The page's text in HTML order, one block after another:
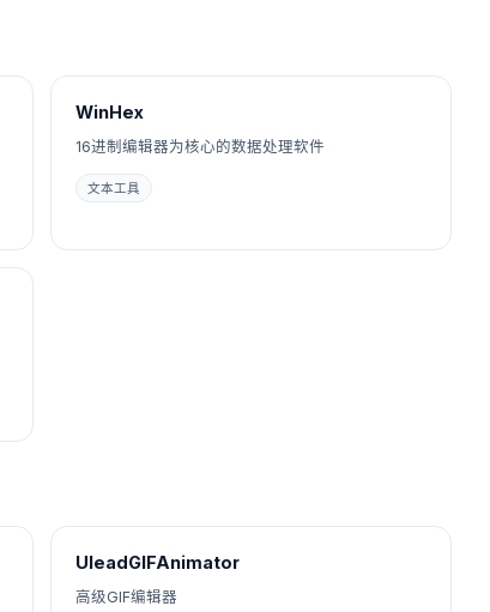
WinHex
16进制编辑器为核心的数据处理软件
文本工具
UleadGIFAnimator
高级GIF编辑器